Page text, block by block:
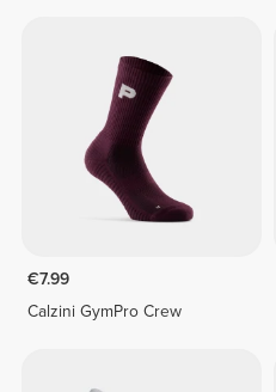
€7.99
Calzini GymPro Crew